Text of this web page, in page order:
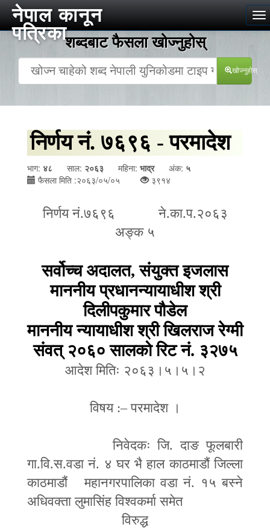
नेपाल कानून
पत्रिकाशब्दबाट फैसला खोज्‍नुहोस्
खोज्‍नुहोस्
निर्णय नं. ७६९६ - परमादेश
भाग: ४८ साल: २०६३ महिना: भाद्र अंक: ५
फैसला मिति :२०६३/०५/०५
३९१४
निर्णय नं.७६९६ ने.का.प.२०६३
अङ्क ५
सर्वोच्च अदालत, संयुक्त इजलास
माननीय प्रधानन्यायाधीश श्री
दिलीपकुमार पौडेल
माननीय न्यायाधीश श्री खिलराज रेग्मी
संवत् २०६० सालको रिट नं. ३२७५
आदेश मितिः २०६३।५।५।२
विषय :–परमादेश ।
निवेदकः जि. दाङ फूलबारी
गा.वि.स.वडा नं. ४ घर भै हाल काठमाडौं जिल्ला
काठमाडौं
महानगरपालिका वडा नं. १५ बस्ने
अधिवक्ता लुमासिंह विश्वकर्मा समेत
विरुद्ध